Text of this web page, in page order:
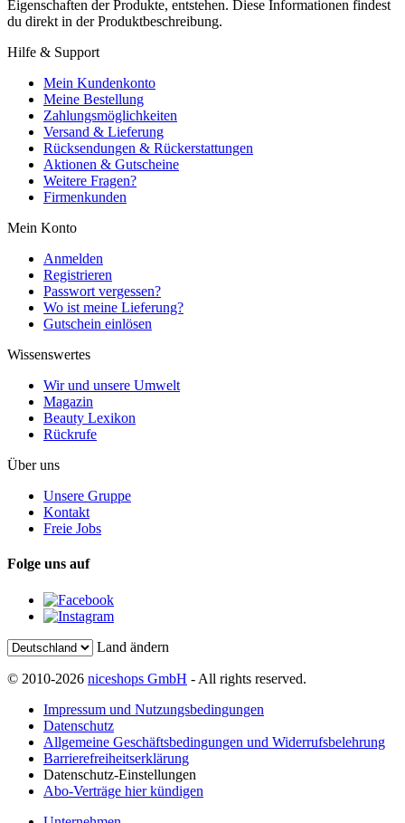
Eigenschaften der Produkte, entstehen. Diese Informationen findest
du direkt in der Produktbeschreibung.
Hilfe & Support
Mein Kundenkonto
Meine Bestellung
Zahlungsmöglichkeiten
Versand & Lieferung
Rücksendungen & Rückerstattungen
Aktionen & Gutscheine
Weitere Fragen?
Firmenkunden
Mein Konto
Anmelden
Registrieren
Passwort vergessen?
Wo ist meine Lieferung?
Gutschein einlösen
Wissenswertes
Wir und unsere Umwelt
Magazin
Beauty Lexikon
Rückrufe
Über uns
Unsere Gruppe
Kontakt
Freie Jobs
Folge uns auf
Land ändern
© 2010-2026 niceshops GmbH - All rights reserved.
Impressum und Nutzungsbedingungen
Datenschutz
Allgemeine Geschäftsbedingungen und Widerrufsbelehrung
Barrierefreiheitserklärung
Datenschutz-Einstellungen
Abo-Verträge hier kündigen